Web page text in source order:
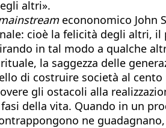
altri».
econonomico John
cioè la felicità degli altri,
in tal modo a qualche
la saggezza delle
di costruire società al
gli ostacoli alla
della vita. Quando in un
ne